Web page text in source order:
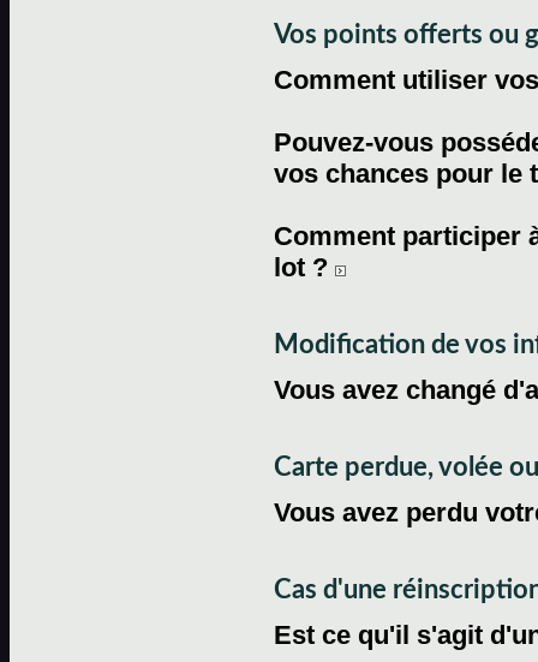
Vos points offerts ou
Comment utiliser
Pouvez-vous
vos chances pour le
Comment participer
lot ?
Modification de vos
Vous avez changé
Carte perdue, volée
Vous avez perdu
Cas d'une
Est ce qu'il s'agit